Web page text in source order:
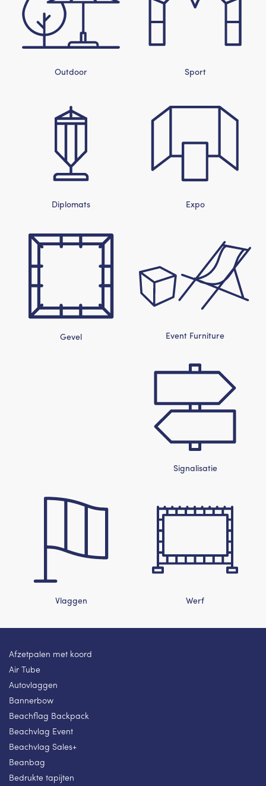
Outdoor Sport
Diplomats Expo
Gevel Event Furniture
Signalisatie
Vlaggen Werf
Afzetpalen met koord
Air Tube
Autovlaggen
Bannerbow
Beachflag Backpack
Beachvlag Event
Beachvlag Sales+
Beanbag
Bedrukte tapijten